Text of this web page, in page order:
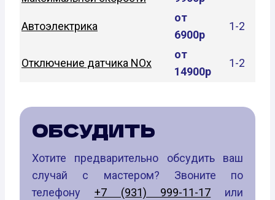
Автоэлектрика
от
6900р
1-2
Отключение датчика NOx
от
14900р
1-2
ОБСУДИТЬ
Хотите предварительно обсудить ваш
случай с мастером? Звоните по
телефону +7 (931) 999-11-17 или